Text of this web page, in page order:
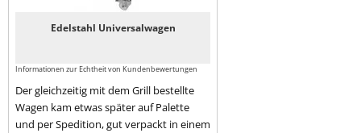
Edelstahl Universalwagen
Informationen zur Echtheit von Kundenbewertungen
Der gleichzeitig mit dem Grill bestellte
Wagen kam etwas später auf Palette
und per Spedition, gut verpackt in einem